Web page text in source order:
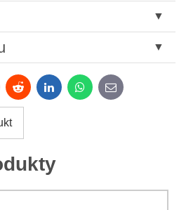
Reddit LinkedInWhatsApp
E-
mail